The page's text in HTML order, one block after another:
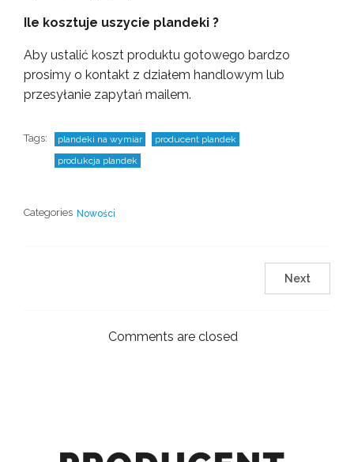
Ile kosztuje uszycie plandeki ?
Aby ustalić koszt produktu gotowego bardzo
prosimy o kontakt z działem handlowym lub
przesyłanie zapytań mailem.
Tags: plandeki na wymiar
producent plandek
produkcja plandek
Categories Nowości
Next
Comments are closed